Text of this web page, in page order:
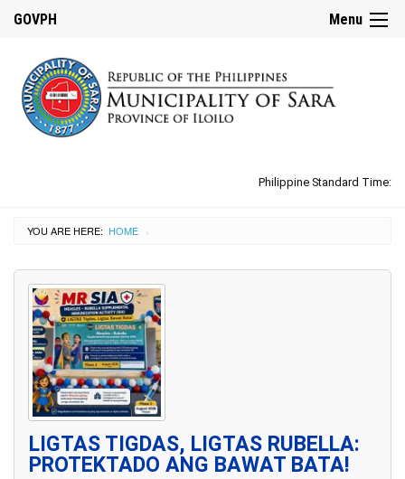
Menu
GOVPH
Philippine Standard Time:
YOU ARE HERE: HOME ›
LIGTAS TIGDAS, LIGTAS RUBELLA:
PROTEKTADO ANG BAWAT BATA!